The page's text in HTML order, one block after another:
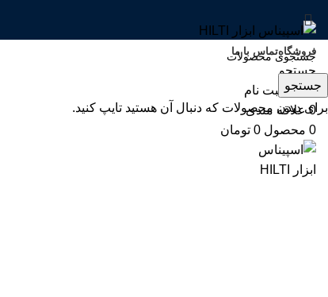
فروشگاهتماس با ما
جستجو
ورود / ثبت نام
0 علاقه مندی
0 محصول 0 تومان
جستجو
برای دیدن محصولات که دنبال آن هستید تایپ کنید.